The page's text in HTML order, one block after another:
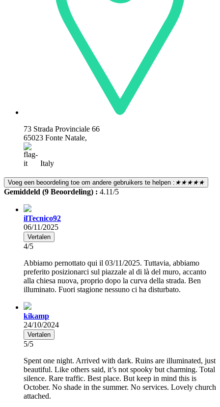
73 Strada Provinciale 66
65023 Fonte Natale,
Italy
Voeg een beoordeling toe om andere gebruikers te helpen : ★★★★★
Gemiddeld (9 Beoordeling) : 4.11/5
ilTecnico92
06/11/2025
Vertalen
4/5
Abbiamo pernottato qui il 03/11/2025. Tuttavia, abbiamo
preferito posizionarci sul piazzale al di là del muro, accanto
alla chiesa nuova, proprio dopo la curva della strada. Ben
illuminato. Fuori stagione nessuno ci ha disturbato.
kikamp
24/10/2024
Vertalen
5/5
Spent one night. Arrived with dark. Ruins are illuminated, just
beautiful. Like others said, it’s not spooky but charming. Total
silence. Rare traffic. Best place. But keep in mind this is
October. No shade in the summer. No services. Lovely church
attached.